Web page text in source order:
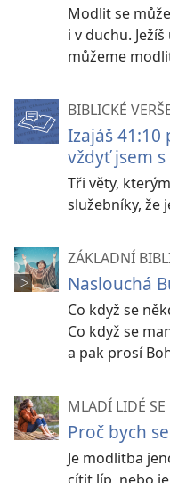
Modlit se
i v duchu.
můžeme
BIBLICKÉ
Izajáš
vždyť jsem
Tři věty,
služebníky, že
ZÁKLADNÍ
Naslouchá
Co když se
Co když se
a pak prosí
MLADÍ LIDÉ SE
Proč bych
Je modlitba